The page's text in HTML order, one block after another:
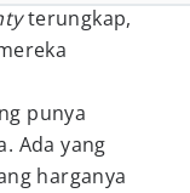
terungkap,
punya
Ada yang
harganya